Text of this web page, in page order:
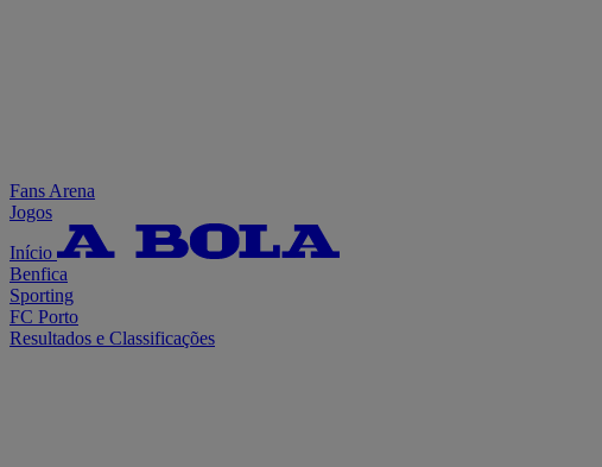
Fans Arena
Jogos
Início
Benfica
Sporting
FC Porto
Resultados e Classificações